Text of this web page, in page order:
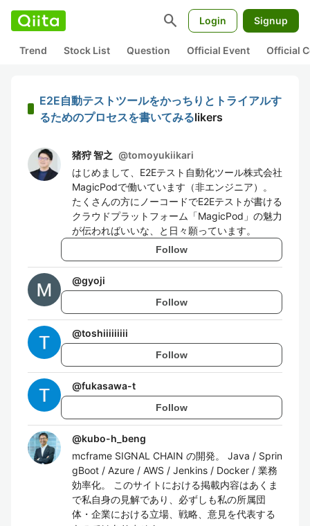
search Login Signup
Trend Stock List Question Official Event Official
E2E自動テストツールをかっちりとトライアルす
るためのプロセスを書いてみるlikers
猪狩 智之 @tomoyukiikari
はじめまして、E2Eテスト自動化ツール株式会社
MagicPodで働いています（非エンジニア）。
たくさんの方にノーコードでE2Eテストが書ける
クラウドプラットフォーム「MagicPod」の魅力
が伝わればいいな、と日々願っています。
Follow
@gyoji
Follow
@toshiiiiiiiii
Follow
@fukasawa-t
Follow
@kubo-h_beng
mcframe SIGNAL CHAIN の開発。 Java / Sprin
gBoot / Azure / AWS / Jenkins / Docker / 業務
効率化。 このサイトにおける掲載内容はあくま
で私自身の見解であり、必ずしも私の所属団
体・企業における立場、戦略、意見を代表する